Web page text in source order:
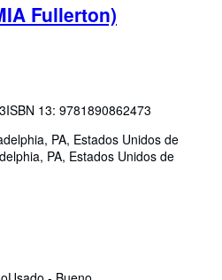
Fullerton)
ISBN 13: 9781890862473
PA, Estados Unidos de
PA, Estados Unidos de